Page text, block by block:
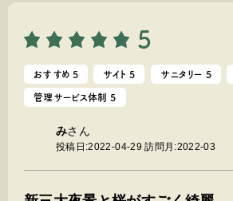
5
おすすめ 5 サイト 5 サニタリー 5
管理サービス体制 5
みさん
投稿日:2022-04-29 訪問月:2022-03